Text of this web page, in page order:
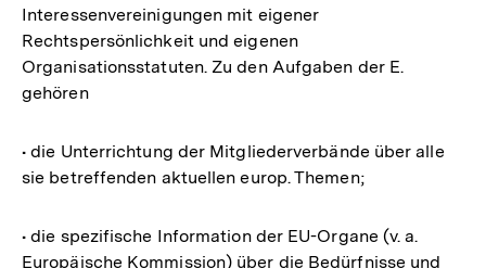
Interessenvereinigungen mit eigener
Rechtspersönlichkeit und eigenen
Organisationsstatuten. Zu den Aufgaben der E.
gehören
• die Unterrichtung der Mitgliederverbände über alle
sie betreffenden aktuellen europ. Themen;
• die spezifische Information der EU-Organe (v. a.
Europäische Kommission) über die Bedürfnisse und